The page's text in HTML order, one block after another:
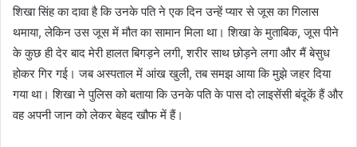
शिखा सिंह का दावा है कि उनके पति ने एक दिन उन्हें प्यार से जूस का गिलास
थमाया, लेकिन उस जूस में मौत का सामान मिला था। शिखा के मुताबिक, जूस पीने
के कुछ ही देर बाद मेरी हालत बिगड़ने लगी, शरीर साथ छोड़ने लगा और मैं बेसुध
होकर गिर गई। जब अस्पताल में आंख खुली, तब समझ आया कि मुझे जहर दिया
गया था। शिखा ने पुलिस को बताया कि उनके पति के पास दो लाइसेंसी बंदूकें हैं और
वह अपनी जान को लेकर बेहद खौफ में हैं।